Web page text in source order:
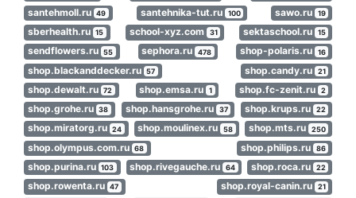
santehmoll.ru 49 santehnika-tut.ru 100 sawo.ru 19
sberhealth.ru 15 school-xyz.com 31 sektaschool.ru 15
sendflowers.ru 55 sephora.ru 478 shop-polaris.ru 16
shop.blackanddecker.ru 57 shop.candy.ru 21
shop.dewalt.ru 72 shop.emsa.ru 1 shop.fc-zenit.ru 2
shop.grohe.ru 38 shop.hansgrohe.ru 37 shop.krups.ru 22
shop.miratorg.ru 24 shop.moulinex.ru 58 shop.mts.ru 250
shop.olympus.com.ru 68 shop.philips.ru 86
shop.purina.ru 103 shop.rivegauche.ru 64 shop.roca.ru 22
shop.rowenta.ru 47 shop.royal-canin.ru 21